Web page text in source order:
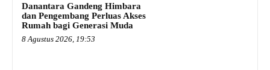
Danantara Gandeng Himbara
dan Pengembang Perluas Akses
Rumah bagi Generasi Muda
8 Agustus 2026, 19:53